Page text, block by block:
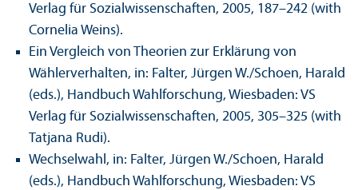
Verlag für Sozialwissenschaften, 2005, 187–242 (with
Cornelia Weins).
Ein Vergleich von Theorien zur Erklärung von
Wählerverhalten, in: Falter, Jürgen W./Schoen, Harald
(eds.), Handbuch Wahlforschung, Wiesbaden: VS
Verlag für Sozialwissenschaften, 2005, 305–325 (with
Tatjana Rudi).
Wechselwahl, in: Falter, Jürgen W./Schoen, Harald
(eds.), Handbuch Wahlforschung, Wiesbaden: VS